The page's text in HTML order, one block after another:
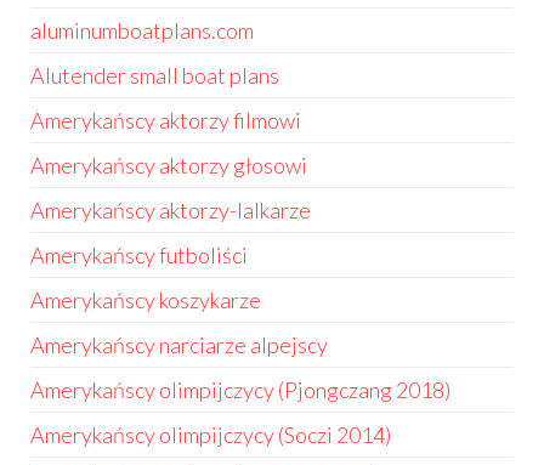
aluminumboatplans.com
Alutender small boat plans
Amerykańscy aktorzy filmowi
Amerykańscy aktorzy głosowi
Amerykańscy aktorzy-lalkarze
Amerykańscy futboliści
Amerykańscy koszykarze
Amerykańscy narciarze alpejscy
Amerykańscy olimpijczycy (Pjongczang 2018)
Amerykańscy olimpijczycy (Soczi 2014)